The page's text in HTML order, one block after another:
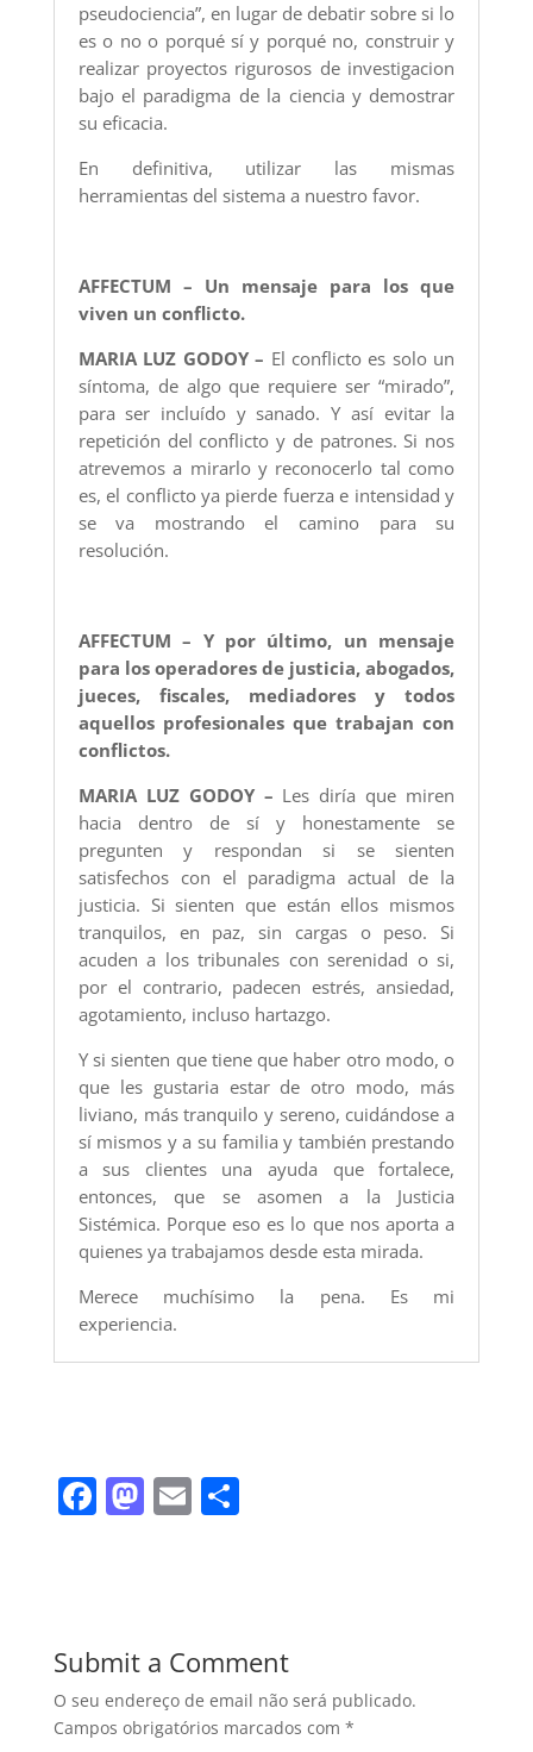
pseudociencia”, en lugar de debatir sobre si lo
es o no o porqué sí y porqué no, construir y
realizar proyectos rigurosos de investigacion
bajo el paradigma de la ciencia y demostrar
su eficacia.
En definitiva, utilizar las mismas
herramientas del sistema a nuestro favor.
AFFECTUM – Un mensaje para los que
viven un conflicto.
MARIA LUZ GODOY – El conflicto es solo un
síntoma, de algo que requiere ser “mirado”,
para ser incluído y sanado. Y así evitar la
repetición del conflicto y de patrones. Si nos
atrevemos a mirarlo y reconocerlo tal como
es, el conflicto ya pierde fuerza e intensidad y
se va mostrando el camino para su
resolución.
AFFECTUM – Y por último, un mensaje
para los operadores de justicia, abogados,
jueces, fiscales, mediadores y todos
aquellos profesionales que trabajan con
conflictos.
MARIA LUZ GODOY – Les diría que miren
hacia dentro de sí y honestamente se
pregunten y respondan si se sienten
satisfechos con el paradigma actual de la
justicia. Si sienten que están ellos mismos
tranquilos, en paz, sin cargas o peso. Si
acuden a los tribunales con serenidad o si,
por el contrario, padecen estrés, ansiedad,
agotamiento, incluso hartazgo.
Y si sienten que tiene que haber otro modo, o
que les gustaria estar de otro modo, más
liviano, más tranquilo y sereno, cuidándose a
sí mismos y a su familia y también prestando
a sus clientes una ayuda que fortalece,
entonces, que se asomen a la Justicia
Sistémica. Porque eso es lo que nos aporta a
quienes ya trabajamos desde esta mirada.
Merece muchísimo la pena. Es mi
experiencia.
F
b
o
o
M
d
o
n
E S
Submit a Comment
O seu endereço de email não será publicado.
Campos obrigatórios marcados com *